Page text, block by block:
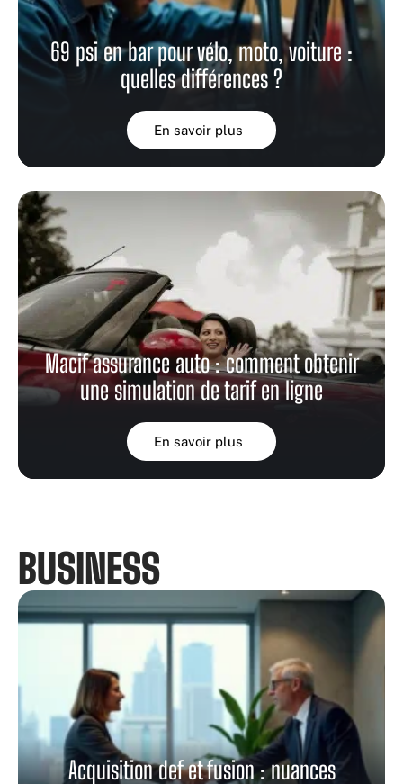
69 psi en bar pour vélo, moto, voiture :
quelles différences ?
En savoir plus
Macif assurance auto : comment obtenir
une simulation de tarif en ligne
En savoir plus
BUSINESS
Acquisition def et fusion : nuances